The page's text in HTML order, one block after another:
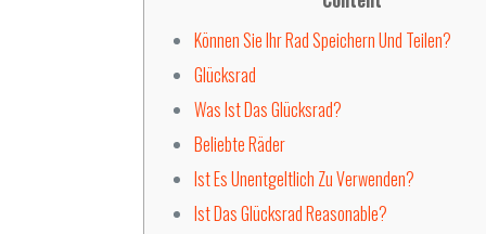
Können Sie Ihr Rad Speichern Und Teilen?
Glücksrad
Was Ist Das Glücksrad?
Beliebte Räder
Ist Es Unentgeltlich Zu Verwenden?
Ist Das Glücksrad Reasonable?